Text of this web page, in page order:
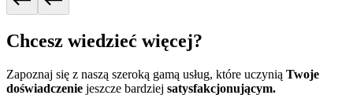
Chcesz wiedzieć więcej?
Zapoznaj się z naszą szeroką gamą usług, które uczynią Twoje
doświadczenie jeszcze bardziej satysfakcjonującym.